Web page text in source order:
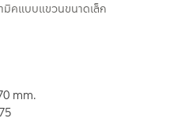
มิคแบบแขวนขนาดเล็ก
mm.